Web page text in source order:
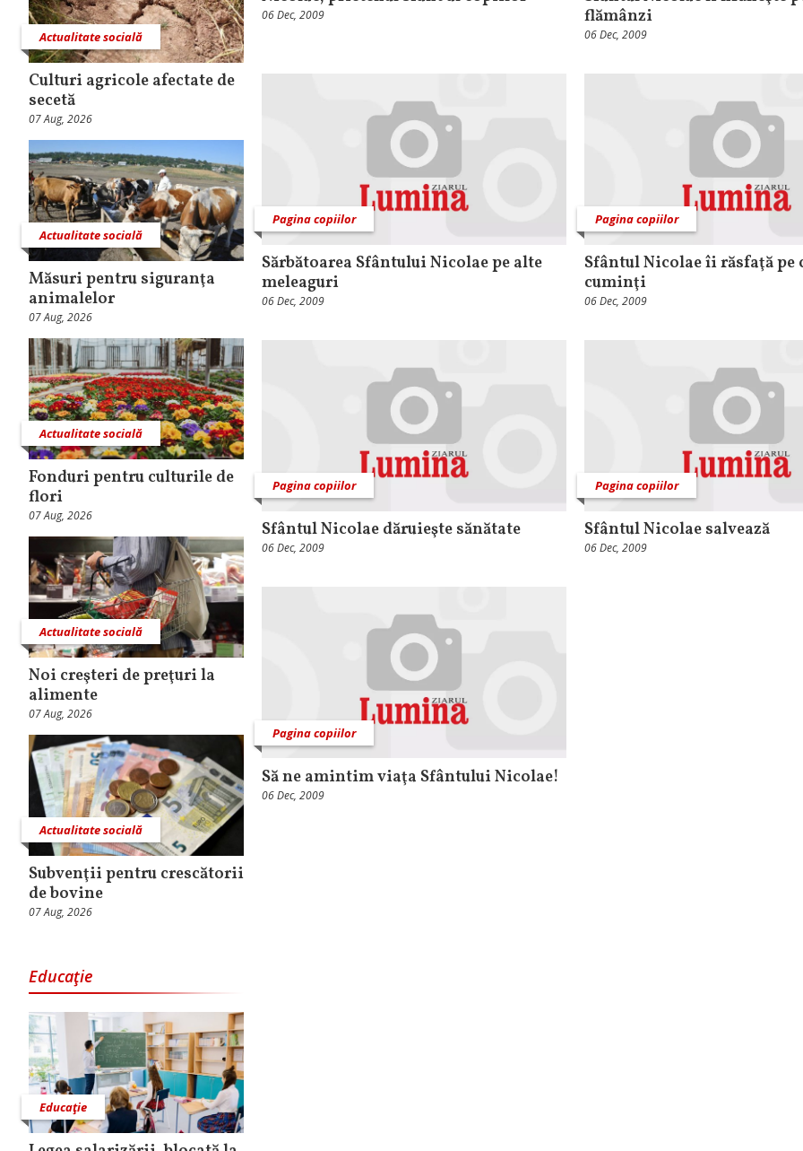
Actualitate socială
Culturi agricole afectate de
secetă
07 Aug, 2026
Actualitate socială
Măsuri pentru siguranţa
animalelor
07 Aug, 2026
Actualitate socială
Fonduri pentru culturile de
flori
07 Aug, 2026
Actualitate socială
Noi creşteri de preţuri la
alimente
07 Aug, 2026
Actualitate socială
Subvenţii pentru crescătorii
de bovine
07 Aug, 2026
Educaţie
Educaţie
06 Dec, 2009
flămânzi
06 Dec, 2009
Pagina copiilor
Sărbătoarea Sfântului Nicolae pe alte
meleaguri
06 Dec, 2009
Pagina copiilor
Sfântul Nicolae îi răsfaţă
cuminţi
06 Dec, 2009
Pagina copiilor
Sfântul Nicolae dăruieşte sănătate
06 Dec, 2009
Pagina copiilor
Sfântul Nicolae salvează
06 Dec, 2009
Pagina copiilor
Să ne amintim viaţa Sfântului Nicolae!
06 Dec, 2009